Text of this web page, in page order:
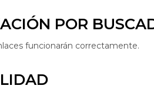
POR
funcionarán correctamente.